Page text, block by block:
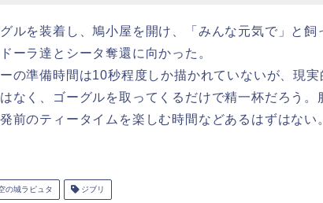
ルを装着し、鳩小屋を開け、「みんな元気で」と飼
ーラ達とシータ奪還に向かった。
の準備時間は10秒程度しか描かれていないが、現
なく、ゴーグルを取ってくるだけで精一杯だろう。
前のティータイムを楽しむ時間などあるはずはない
の城ラピュタ ジブリ